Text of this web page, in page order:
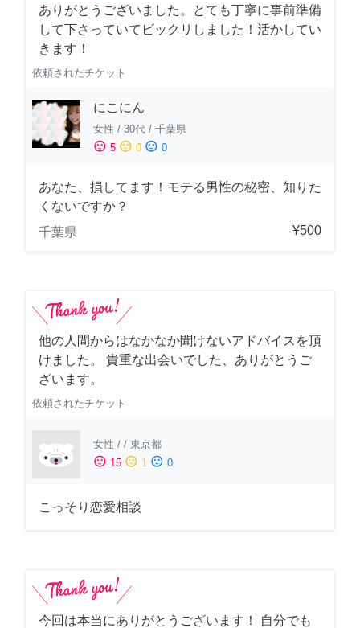
ありがとうございました。とても丁寧に事前準備
して下さっていてビックリしました！活かしてい
きます！
依頼されたチケット
にこにん
女性 / 30代 / 千葉県
sentiment_satisfied 5 sentiment_neutral 0 sentiment_dissatisfied 0
あなた、損してます！モテる男性の秘密、知りた
くないですか？
千葉県
¥500
他の人間からはなかなか聞けないアドバイスを頂
けました。 貴重な出会いでした、ありがとうご
ざいます。
依頼されたチケット
女性 / / 東京都
sentiment_satisfied 15 sentiment_neutral 1 sentiment_dissatisfied 0
こっそり恋愛相談
今回は本当にありがとうございます！ 自分でも